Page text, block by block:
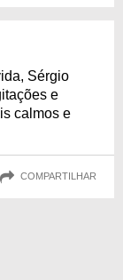
Sérgio
e
calmos e
COMPARTILHAR